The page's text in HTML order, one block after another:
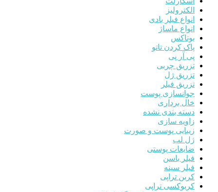
الکترولیز
انواع فیلر بادی
انواع ماساژ
بوتاکس
پاک کردن تاتو
پی آر پی
تزریق چربی
تزریق ژل
تزریق فیلر
جوانسازی پوست
خال برداری
دسته بندی نشده
زاویه سازی
زیبایی پوست و صورت
ژل لب
ضایعات پوستی
فیلر باسن
فیلر سینه
کربن تراپی
کربوکسی تراپی